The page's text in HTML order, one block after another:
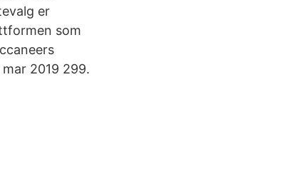
er
som
2019 299.